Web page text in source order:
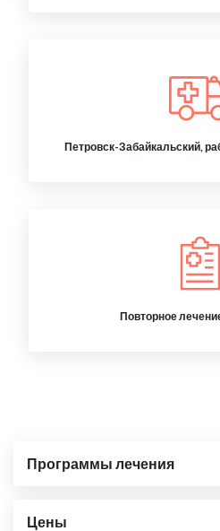
Петровск-Забайкальский,
Повторное
Программы лечения
Цены